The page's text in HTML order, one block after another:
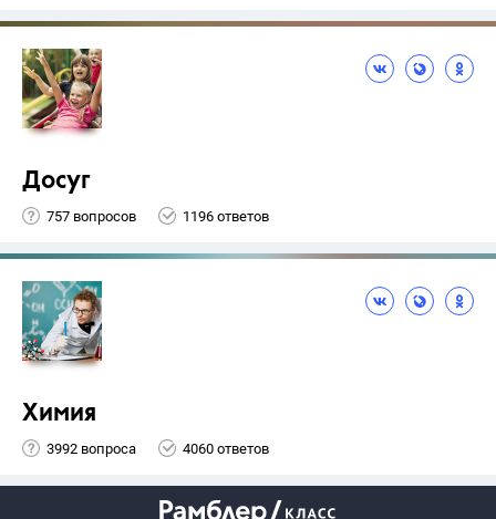
Досуг
757 вопросов 1196 ответов
Химия
3992 вопроса 4060 ответов